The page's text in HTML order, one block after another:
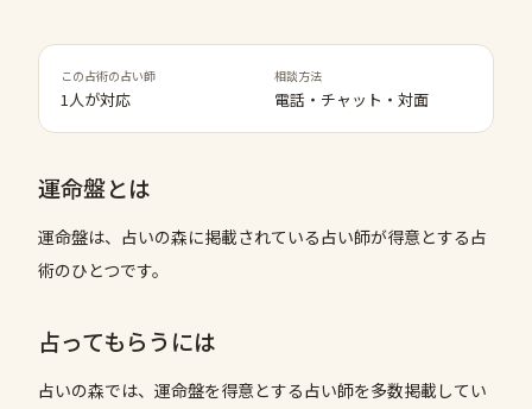
この占術の占い師
1人が対応
相談方法
電話・チャット・対面
運命盤とは
運命盤は、占いの森に掲載されている占い師が得意とする占
術のひとつです。
占ってもらうには
占いの森では、 運命盤を得意とする占い師を多数掲載してい